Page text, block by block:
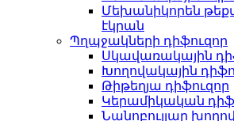
Մեխանիկորեն
էկրան
Պղպջակների դիֆուզոր
Սկավառակային
Խողովակային
Թիթեղյա դիֆուզոր
Կերամիկական
Նանոբուլյար